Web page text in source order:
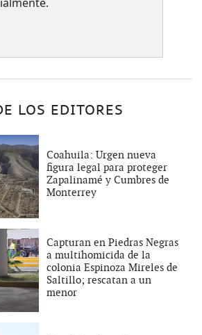
LOS EDITORES
Coahuila: Urgen nueva
figura legal para proteger
Zapalinamé y Cumbres de
Monterrey
Capturan en Piedras Negras
a multihomicida de la
colonia Espinoza Mireles de
Saltillo; rescatan a un
menor